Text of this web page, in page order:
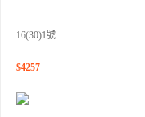
16(30)1號
$4257